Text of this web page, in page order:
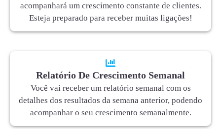
acompanhará um crescimento constante de clientes.
Esteja preparado para receber muitas ligações!
Relatório De Crescimento Semanal
Você vai receber um relatório semanal com os
detalhes dos resultados da semana anterior, podendo
acompanhar o seu crescimento semanalmente.